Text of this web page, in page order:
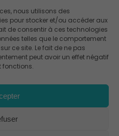
nous utilisons des
pour stocker et/ou accéder aux
de consentir à ces technologies
telles que le comportement
ce site. Le fait de ne pas
peut avoir un effet négatif
fonctions.
légales